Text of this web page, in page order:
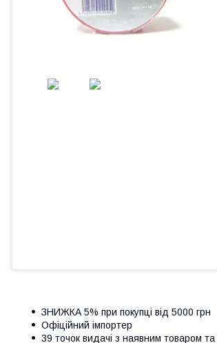
ЗНИЖКА 5% при покупці від 5000 грн
Офіційний імпортер
39 точок видачі з наявним товаром